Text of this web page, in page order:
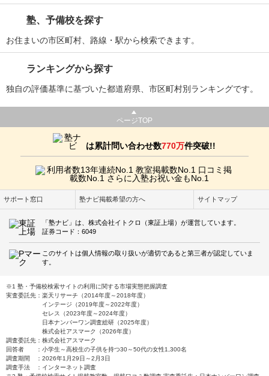
塾、予備校を探す
お住まいの市区町村、路線・駅から検索できます。
ランキングから探す
独自の評価基準に基づいた都道府県、市区町村別ランキングです。
ページTOP
は累計問い合わせ数770万件突破!!
サポート窓口 塾ナビ掲載希望の方へ サイトマップ
「塾ナビ」は、株式会社イトクロ（東証上場）が運営しています。
証券コード：6049
このサイトは個人情報の取り扱いが適切であると第三者が認定していま
す。
※1 塾・予備校検索サイトの利用に関する市場実態把握調査
実査委託先：楽天リサーチ（2014年度～2018年度）
インテージ（2019年度～2022年度）
セレス（2023年度～2024年度）
日本ナンバーワン調査総研（2025年度）
株式会社アスマーク（2026年度）
調査委託先：株式会社アスマーク
回答者 ：小学生～高校生の子供を持つ30～50代の女性1,300名
調査期間 ：2026年1月29日～2月3日
調査手法 ：インターネット調査